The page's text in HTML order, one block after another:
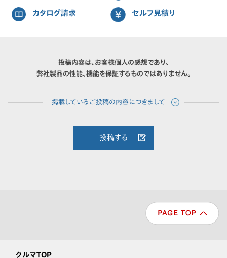
カタログ請求 セルフ見積り
投稿内容は、お客様個人の感想であり、
弊社製品の性能、機能を保証するものではありません。
投稿する
クルマTOP